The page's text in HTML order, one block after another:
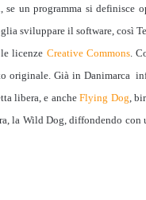
se un programma si definisce
sviluppare il software, così
licenze Creative Commons.
originale. Già in Danimarca
libera, e ancheFlying Dog,
la Wild Dog, diffondendo con